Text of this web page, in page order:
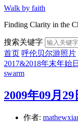
Walk by faith
Finding Clarity in the
搜索关键字
首页 呼伦贝尔游照片
2017&2018年末年始
swarm
2009年09月29
作者: